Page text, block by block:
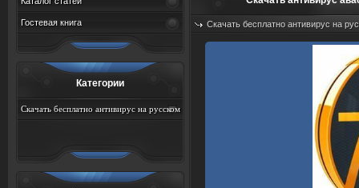
Гостевая книга
Категории
Скачать бесплатно антивирус на русском
Скачать бесплатно антивирус на
Добавил:sah767 Дата: 07.08.2026